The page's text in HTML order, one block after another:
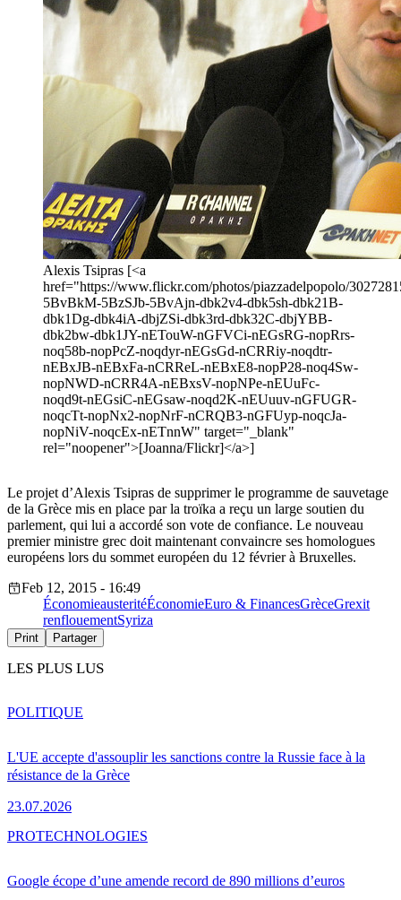
Alexis Tsipras [<a
href="https://www.flickr.com/photos/piazzadelpopolo/
5BvBkM-5BzSJb-5BvAjn-dbk2v4-dbk5sh-dbk21B-
dbk1Dg-dbk4iA-dbjZSi-dbk3rd-dbk32C-dbjYBB-
dbk2bw-dbk1JY-nETouW-nGFVCi-nEGsRG-nopRrs-
noq58b-nopPcZ-noqdyr-nEGsGd-nCRRiy-noqdtr-
nEBxJB-nEBxFa-nCRReL-nEBxE8-nopP28-noq4Sw-
nopNWD-nCRR4A-nEBxsV-nopNPe-nEUuFc-
noqd9t-nEGsiC-nEGsaw-noqd2K-nEUuuv-nGFUGR-
noqcTt-nopNx2-nopNrF-nCRQB3-nGFUyp-noqcJa-
nopNiV-noqcEx-nETnnW" target="_blank"
rel="noopener">[Joanna/Flickr]</a>]
Le projet d’Alexis Tsipras de supprimer le programme de sauvetage
de la Grèce mis en place par la troïka a reçu un large soutien du
parlement, qui lui a accordé son vote de confiance. Le nouveau
premier ministre grec doit maintenant convaincre ses homologues
européens lors du sommet européen du 12 février à Bruxelles.
Feb 12, 2015 - 16:49
ÉconomieausteritéÉconomieEuro & FinancesGrèceGrexit
renflouementSyriza
Print Partager
LES PLUS LUS
L'UE accepte d'assouplir les sanctions contre la Russie face à la
résistance de la Grèce
23.07.2026
POLITIQUE
Google écope d’une amende record de 890 millions d’euros
PROTECHNOLOGIES